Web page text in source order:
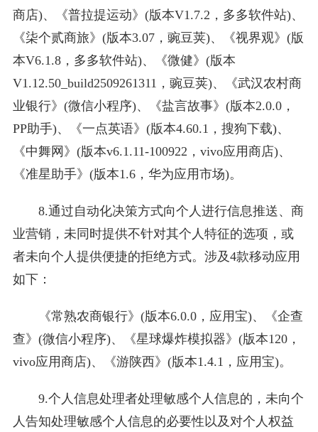
商店)、《普拉提运动》(版本V1.7.2，多多软件站)、
《柒个贰商旅》(版本3.07，豌豆荚)、《视界观》(版
本V6.1.8，多多软件站)、《微健》(版本
V1.12.50_build2509261311，豌豆荚)、《武汉农村商
业银行》(微信小程序)、《盐言故事》(版本2.0.0，
PP助手)、《一点英语》(版本4.60.1，搜狗下载)、
《中舞网》(版本v6.1.11-100922，vivo应用商店)、
《准星助手》(版本1.6，华为应用市场)。
8.通过自动化决策方式向个人进行信息推送、商
业营销，未同时提供不针对其个人特征的选项，或
者未向个人提供便捷的拒绝方式。涉及4款移动应用
如下：
《常熟农商银行》(版本6.0.0，应用宝)、《企查
查》(微信小程序)、《星球爆炸模拟器》(版本120，
vivo应用商店)、《游陕西》(版本1.4.1，应用宝)。
9.个人信息处理者处理敏感个人信息的，未向个
人告知处理敏感个人信息的必要性以及对个人权益